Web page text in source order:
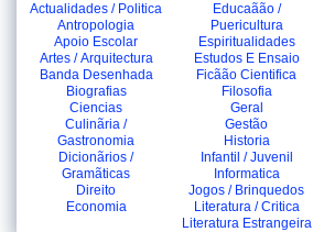
Actualidades / Politica
Antropologia
Apoio Escolar
Artes / Arquitectura
Banda Desenhada
Biografias
Ciencias
Culinãria /
Gastronomia
Dicionãrios /
Gramãticas
Direito
Economia
Educaãão /
Puericultura
Espiritualidades
Estudos E Ensaio
Ficãão Cientifica
Filosofia
Geral
Gestão
Historia
Infantil / Juvenil
Informatica
Jogos / Brinquedos
Literatura / Critica
Literatura Estrangeira